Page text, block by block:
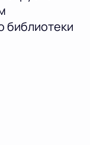
библиотеки